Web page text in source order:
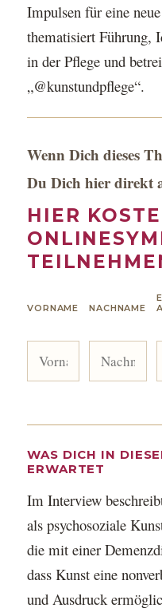
Impulsen für eine
thematisiert Führung,
in der Pflege und
„@kunstundpflege“.
Wenn Dich dieses
Du Dich hier direkt
HIER
VORNAME NACHNAME
WAS DICH IN
ERWARTET
Im Interview
als psychosoziale
die mit einer
dass Kunst eine
und Ausdruck